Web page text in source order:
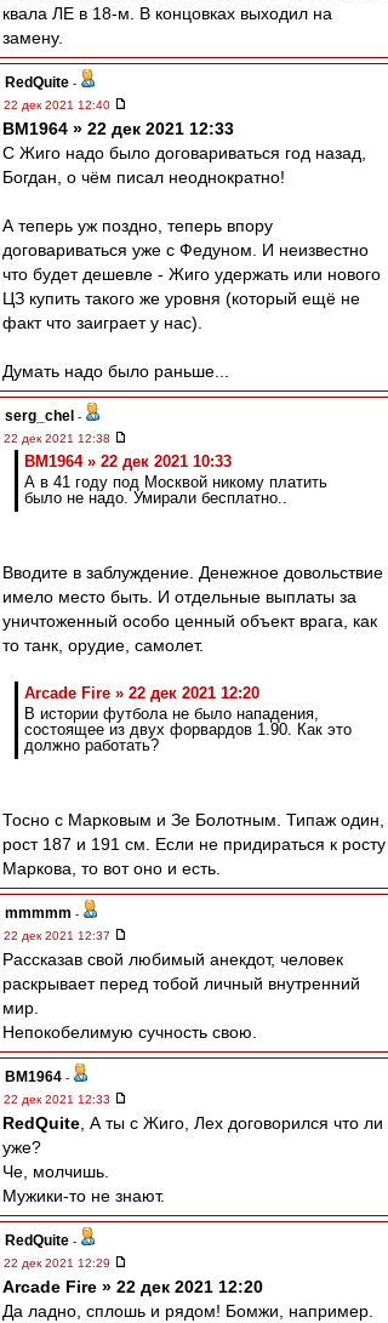
квала ЛЕ в 18-м. В концовках выходил на
замену.
RedQuite -
22 дек 2021 12:40
BM1964 » 22 дек 2021 12:33
С Жиго надо было договариваться год назад,
Богдан, о чём писал неоднократно!
А теперь уж поздно, теперь впору
договариваться уже с Федуном. И неизвестно
что будет дешевле - Жиго удержать или нового
ЦЗ купить такого же уровня (который ещё не
факт что заиграет у нас).
Думать надо было раньше...
serg_chel -
22 дек 2021 12:38
BM1964 » 22 дек 2021 10:33
А в 41 году под Москвой никому платить
было не надо. Умирали бесплатно..
Вводите в заблуждение. Денежное довольствие
имело место быть. И отдельные выплаты за
уничтоженный особо ценный объект врага, как
то танк, орудие, самолет.
Arcade Fire » 22 дек 2021 12:20
В истории футбола не было нападения,
состоящее из двух форвардов 1.90. Как это
должно работать?
Тосно с Марковым и Зе Болотным. Типаж один,
рост 187 и 191 см. Если не придираться к росту
Маркова, то вот оно и есть.
mmmmm -
22 дек 2021 12:37
Рассказав свой любимый анекдот, человек
раскрывает перед тобой личный внутренний
мир.
Непокобелимую сучность свою.
BM1964 -
22 дек 2021 12:33
RedQuite , А ты с Жиго, Лех договорился что ли
уже?
Че, молчишь.
Мужики-то не знают.
RedQuite -
22 дек 2021 12:29
Arcade Fire » 22 дек 2021 12:20
Да ладно, сплошь и рядом! Бомжи, например.